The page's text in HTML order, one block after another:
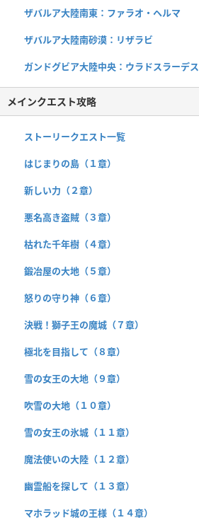
ザバルア大陸南東：ファラオ・ヘルマ
ザバルア大陸南砂漠：リザラビ
ガンドグビア大陸中央：ウラドスラーデス
メインクエスト攻略
ストーリークエスト一覧
はじまりの島（１章）
新しい力（２章）
悪名高き盗賊（３章）
枯れた千年樹（４章）
鍛冶屋の大地（５章）
怒りの守り神（６章）
決戦！獅子王の魔城（７章）
極北を目指して（８章）
雪の女王の大地（９章）
吹雪の大地（１０章）
雪の女王の氷城（１１章）
魔法使いの大陸（１２章）
幽霊船を探して（１３章）
マホラッド城の王様（１４章）